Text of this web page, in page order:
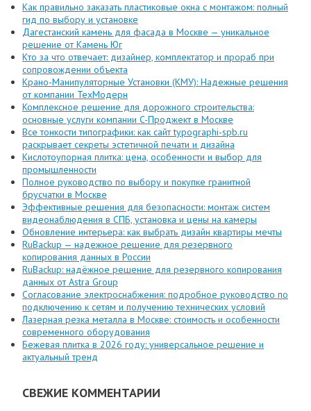
Как правильно заказать пластиковые окна с монтажом: полный
гид по выбору и установке
Дагестанский камень для фасада в Москве — уникальное
решение от Камень Юг
Кто за что отвечает: дизайнер, комплектатор и прораб при
сопровождении объекта
Крано-Манипуляторные Установки (КМУ): Надежные решения
от компании ТехМодерн
Комплексное решение для дорожного строительства:
основные услуги компании C-Проджект в Москве
Все тонкости типографики: как сайт typographi-spb.ru
раскрывает секреты эстетичной печати и дизайна
Кислотоупорная плитка: цена, особенности и выбор для
промышленности
Полное руководство по выбору и покупке гранитной
брусчатки в Москве
Эффективные решения для безопасности: монтаж систем
видеонаблюдения в СПБ, установка и цены на камеры
Обновление интерьера: как выбрать дизайн квартиры мечты
RuBackup — надежное решение для резервного
копирования данных в России
RuBackup: надёжное решение для резервного копирования
данных от Astra Group
Согласование электроснабжения: подробное руководство по
подключению к сетям и получению технических условий
Лазерная резка металла в Москве: стоимость и особенности
современного оборудования
Бежевая плитка в 2026 году: универсальное решение и
актуальный тренд
СВЕЖИЕ КОММЕНТАРИИ